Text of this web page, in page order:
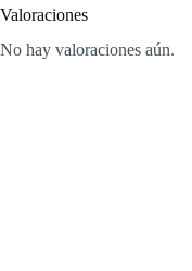
Valoraciones
No hay valoraciones aún.